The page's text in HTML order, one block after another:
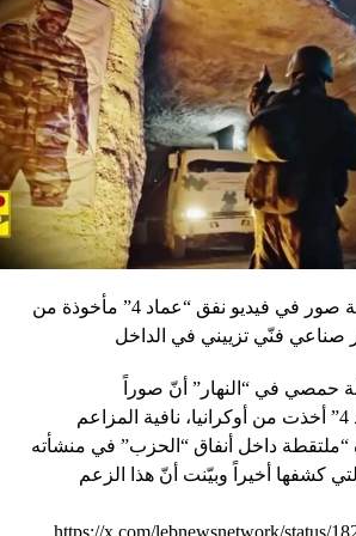
“النهار” تكشف حقيقة صور في فيديو نفق “عماد 4” مأخوذة من
صناعي فنّي تزييني في الداخل
حمصي في “النهار” أنّ صوراً
نفق “عماد 4” أخذت من أوكرانيا، نافية المزاعم
“ملتقطة داخل أنفاق “الحزب” في منشأته
عماد 4″، التي كشفها أخيراً وبيّنت أنّ هذا الزعم
https://x.com/lebnewsnetwork/status/